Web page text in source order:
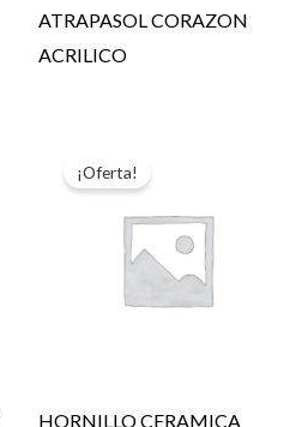
ATRAPASOL CORAZON
ACRILICO
¡Oferta!
HORNILLO CERAMICA